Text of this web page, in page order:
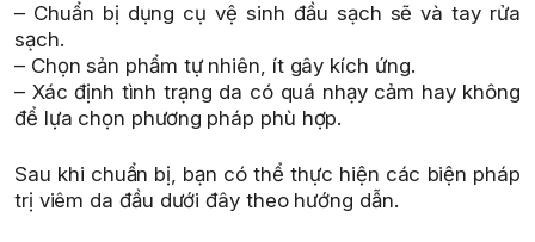
– Chuẩn bị dụng cụ vệ sinh đầu sạch sẽ và tay rửa
sạch.
– Chọn sản phẩm tự nhiên, ít gây kích ứng.
– Xác định tình trạng da có quá nhạy cảm hay không
để lựa chọn phương pháp phù hợp.
Sau khi chuẩn bị, bạn có thể thực hiện các biện pháp
trị viêm da đầu dưới đây theo hướng dẫn.